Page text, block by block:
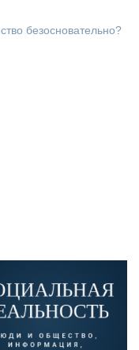
безосновательно?